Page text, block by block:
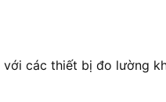
với các thiết bị đo lường